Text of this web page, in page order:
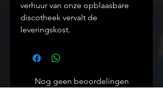
verhuur van onze opblaasbare
discotheek vervalt de
leveringskost.
Nog geen beoordelingen